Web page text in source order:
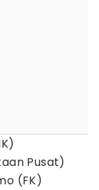
Pusat)
(FK)